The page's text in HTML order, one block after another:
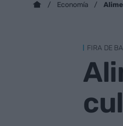
Economía
FIRA DE